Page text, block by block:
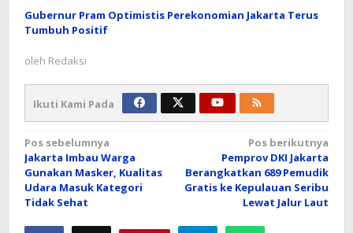
Gubernur Pram Optimistis Perekonomian Jakarta Terus
Tumbuh Positif
oleh Redaksi
Ikuti Kami Pada
Navigasi
pos
Pos sebelumnya
Jakarta Imbau Warga
Gunakan Masker, Kualitas
Udara Masuk Kategori
Tidak Sehat
Pos berikutnya
Pemprov DKI Jakarta
Berangkatkan 689 Pemudik
Gratis ke Kepulauan Seribu
Lewat Jalur Laut